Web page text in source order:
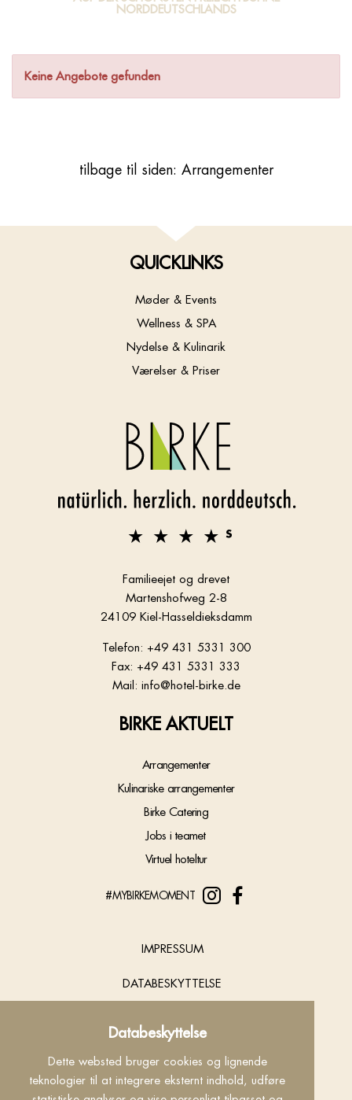
Databeskyttelse
Dette websted bruger cookies og lignende
teknologier til at integrere eksternt indhold, udføre
NORDDEUTSCHLANDS
Keine Angebote gefunden
tilbage til siden: Arrangementer
QUICKLINKS
Møder & Events
Wellness & SPA
Nydelse & Kulinarik
Værelser & Priser
Familieejet og drevet
Martenshofweg 2-8
24109 Kiel-Hasseldieksdamm
Telefon: +49 431 5331 300
Fax: +49 431 5331 333
Mail: info@hotel-birke.de
BIRKE AKTUELT
Arrangementer
Kulinariske arrangementer
Birke Catering
Jobs i teamet
Virtuel hoteltur
#MYBIRKEMOMENT
IMPRESSUM
DATABESKYTTELSE
KONTAKT
INFO